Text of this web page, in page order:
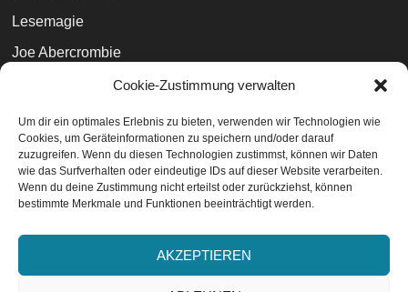
Cookie-Zustimmung verwalten
Um dir ein optimales Erlebnis zu bieten, verwenden wir Technologien wie
Cookies, um Geräteinformationen zu speichern und/oder darauf
zuzugreifen. Wenn du diesen Technologien zustimmst, können wir Daten
wie das Surfverhalten oder eindeutige IDs auf dieser Website verarbeiten.
Wenn du deine Zustimmung nicht erteilst oder zurückziehst, können
bestimmte Merkmale und Funktionen beeinträchtigt werden.
AKZEPTIEREN
Lesemagie
Joe Abercrombie
Books and Phobia
Bibliophilara
Goldsboro Books (London)
EU-Cookie-Richtlinie